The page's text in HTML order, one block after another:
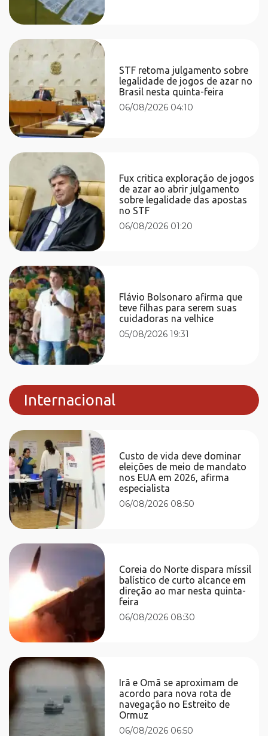
STF retoma julgamento sobre
legalidade de jogos de azar no
Brasil nesta quinta-feira
06/08/2026 04:10
Fux critica exploração de jogos
de azar ao abrir julgamento
sobre legalidade das apostas
no STF
06/08/2026 01:20
Flávio Bolsonaro afirma que
teve filhas para serem suas
cuidadoras na velhice
05/08/2026 19:31
Internacional
Custo de vida deve dominar
eleições de meio de mandato
nos EUA em 2026, afirma
especialista
06/08/2026 08:50
Coreia do Norte dispara míssil
balístico de curto alcance em
direção ao mar nesta quinta-
feira
06/08/2026 08:30
Irã e Omã se aproximam de
acordo para nova rota de
navegação no Estreito de
Ormuz
06/08/2026 06:50